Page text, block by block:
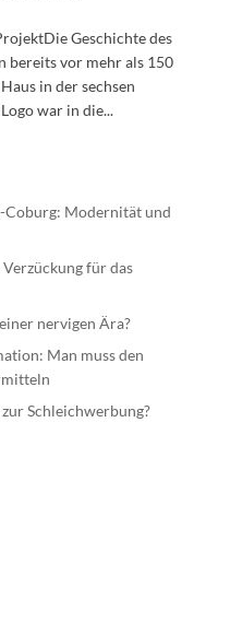
Geschichte des
bereits vor mehr als 150
in der sechsen
war in die...
Coburg: Modernität und
für das
nervigen Ära?
Man muss den
Schleichwerbung?